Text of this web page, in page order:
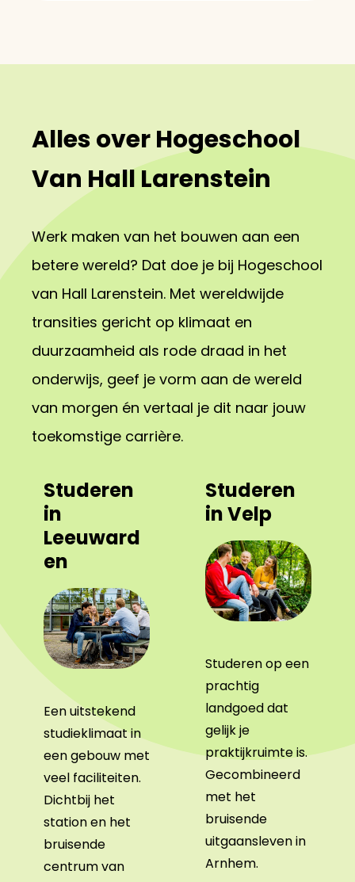
Alles over Hogeschool
Van Hall Larenstein
Werk maken van het bouwen aan een
betere wereld? Dat doe je bij Hogeschool
van Hall Larenstein. Met wereldwijde
transities gericht op klimaat en
duurzaamheid als rode draad in het
onderwijs, geef je vorm aan de wereld
van morgen én vertaal je dit naar jouw
toekomstige carrière.
Studeren
in
Leeuward
en
Een uitstekend
studieklimaat in
een gebouw met
veel faciliteiten.
Dichtbij het
station en het
bruisende
centrum van
Studeren
in Velp
Studeren op een
prachtig
landgoed dat
gelijk je
praktijkruimte is.
Gecombineerd
met het
bruisende
uitgaansleven in
Arnhem.